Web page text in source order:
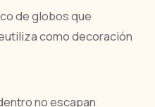
de globos que
como decoración
no escapan